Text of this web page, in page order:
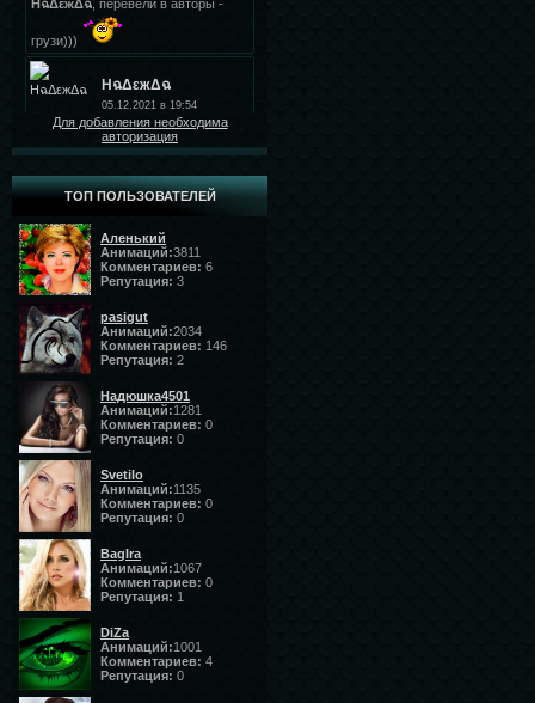
Для добавления необходима
авторизация
ТОП ПОЛЬЗОВАТЕЛЕЙ
Аленький
Анимаций:3811
Комментариев: 6
Репутация: 3
pasigut
Анимаций:2034
Комментариев: 146
Репутация: 2
Надюшка4501
Анимаций:1281
Комментариев: 0
Репутация: 0
Svetilo
Анимаций:1135
Комментариев: 0
Репутация: 0
BagIra
Анимаций:1067
Комментариев: 0
Репутация: 1
DiZa
Анимаций:1001
Комментариев: 4
Репутация: 0